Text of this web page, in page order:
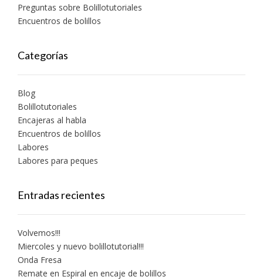
Preguntas sobre Bolillotutoriales
Encuentros de bolillos
Categorías
Blog
Bolillotutoriales
Encajeras al habla
Encuentros de bolillos
Labores
Labores para peques
Entradas recientes
Volvemos!!!
Miercoles y nuevo bolillotutorial!!!
Onda Fresa
Remate en Espiral en encaje de bolillos